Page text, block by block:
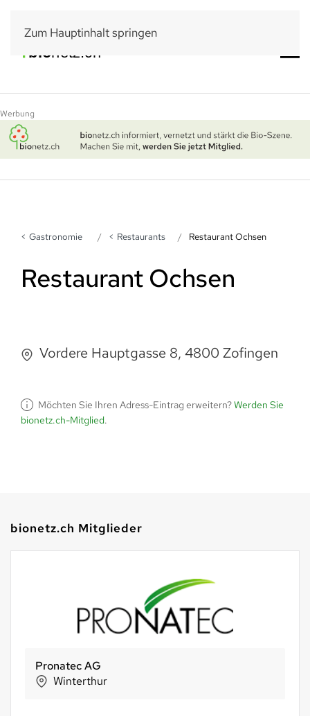
Zum Hauptinhalt springen
Werbung
Gastronomie Restaurants Restaurant Ochsen
Restaurant Ochsen
Vordere Hauptgasse 8, 4800 Zofingen
Möchten Sie Ihren Adress-Eintrag erweitern?Werden Sie
bionetz.ch-Mitglied.
bionetz.ch Mitglieder
Pronatec AG
Winterthur